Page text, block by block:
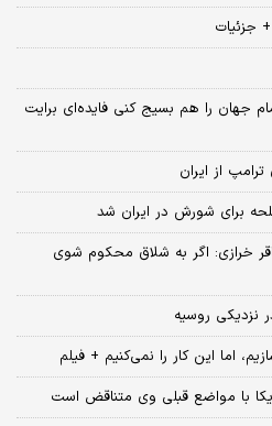
جزئیات
جهان را هم بسیج کنی فایده‌ای برایت
از ایران
برای شورش در ایران شد
خرازی: اگر به شلاق محکوم شوی
نزدیکی روسیه
اما این کار را نمی‌کنیم + فیلم
با مواضع قبلی وی متناقض است